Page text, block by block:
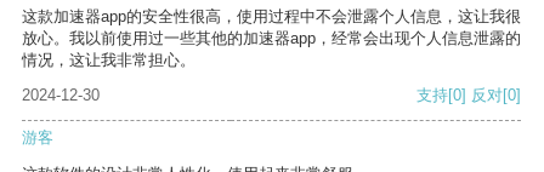
这款加速器app的安全性很高，使用过程中不会泄露个人信息，这让我很
放心。我以前使用过一些其他的加速器app，经常会出现个人信息泄露的
情况，这让我非常担心。
2024-12-30
支持[0] 反对[0]
游客